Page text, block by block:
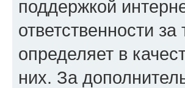
поддержкой
ответственности
определяет в
них. За